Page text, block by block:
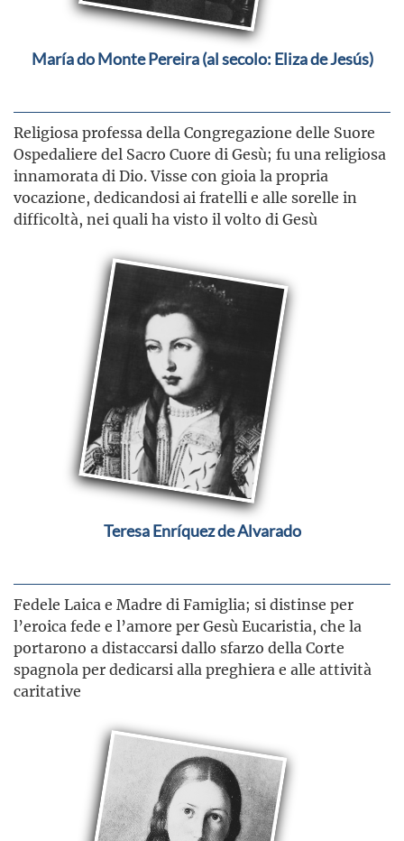
María do Monte Pereira (al secolo: Eliza de Jesús)
Religiosa professa della Congregazione delle Suore
Ospedaliere del Sacro Cuore di Gesù; fu una religiosa
innamorata di Dio. Visse con gioia la propria
vocazione, dedicandosi ai fratelli e alle sorelle in
difficoltà, nei quali ha visto il volto di Gesù
Teresa Enríquez de Alvarado
Fedele Laica e Madre di Famiglia; si distinse per
l’eroica fede e l’amore per Gesù Eucaristia, che la
portarono a distaccarsi dallo sfarzo della Corte
spagnola per dedicarsi alla preghiera e alle attività
caritative